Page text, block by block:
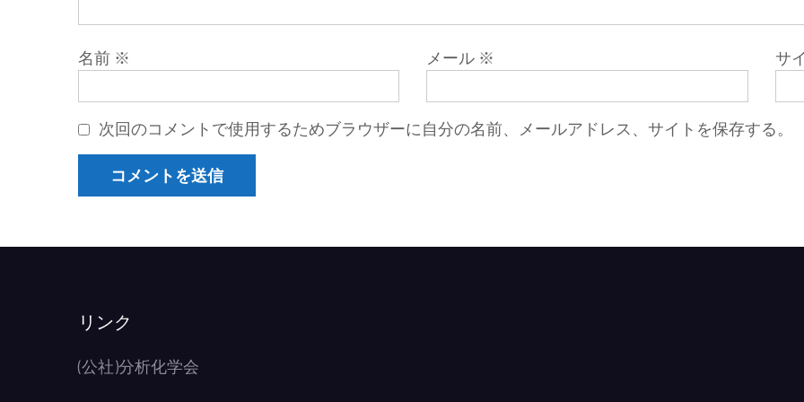
名前 ※ メール ※ サ
次回のコメントで使用するためブラウザーに自分の名前、メールアドレス、サイトを保存する。
リンク
(公社)分析化学会